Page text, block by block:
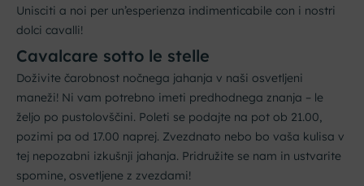
Unisciti a noi per un’esperienza indimenticabile con i nostri
dolci cavalli!
Cavalcare sotto le stelle
Doživite čarobnost nočnega jahanja v naši osvetljeni
maneži! Ni vam potrebno imeti predhodnega znanja – le
željo po pustolovščini. Poleti se podajte na pot ob 21.00,
pozimi pa od 17.00 naprej. Zvezdnato nebo bo vaša kulisa v
tej nepozabni izkušnji jahanja. Pridružite se nam in ustvarite
spomine, osvetljene z zvezdami!